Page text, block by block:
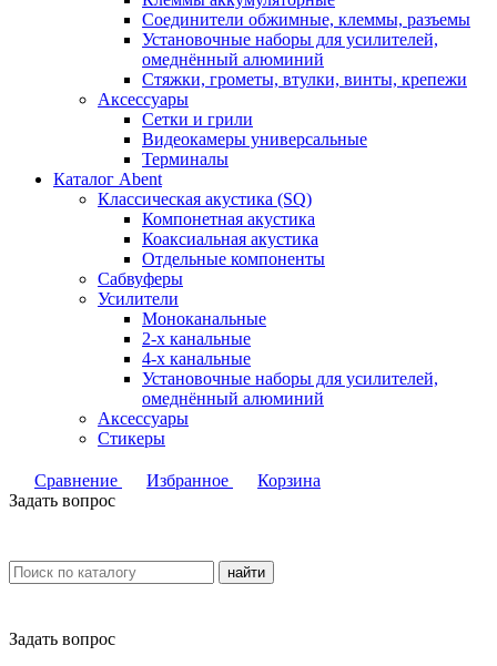
Соединители обжимные, клеммы, разъемы
Установочные наборы для усилителей,
омеднённый алюминий
Стяжки, грометы, втулки, винты, крепежи
Аксессуары
Сетки и грили
Видеокамеры универсальные
Терминалы
Каталог Abent
Классическая акустика (SQ)
Компонетная акустика
Коаксиальная акустика
Отдельные компоненты
Сабвуферы
Усилители
Моноканальные
2-х канальные
4-х канальные
Установочные наборы для усилителей,
омеднённый алюминий
Аксессуары
Стикеры
Сравнение Избранное
Корзина
Задать вопрос
найти
Задать вопрос